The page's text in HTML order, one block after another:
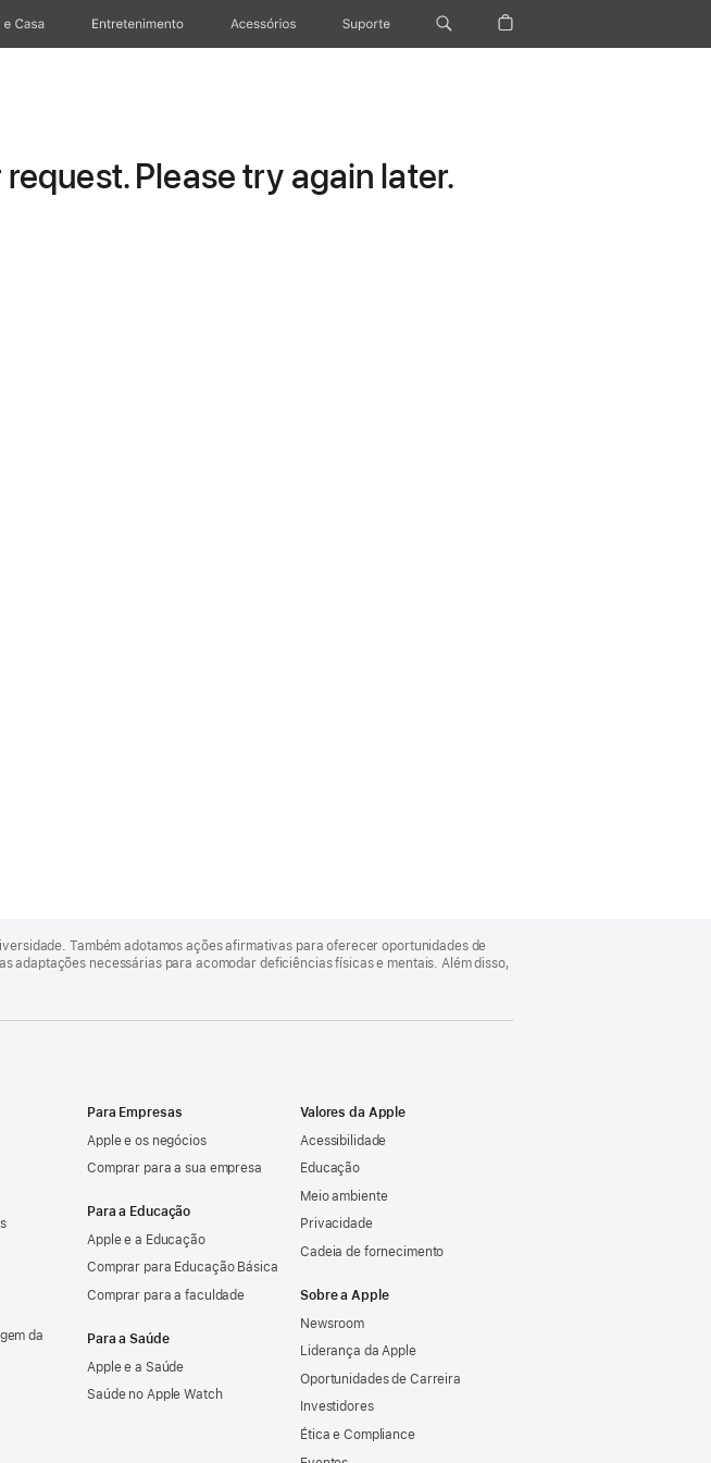
e Casa Entretenimento Acessórios Suporte
Please try again later.
Também adotamos ações afirmativas para oferecer oportunidades de
adaptações necessárias para acomodar deficiências físicas e mentais. Além disso,
da
Para Empresas
Apple e os negócios
Comprar para a sua empresa
Para a Educação
Apple e a Educação
Comprar para Educação Básica
Comprar para a faculdade
Para a Saúde
Apple e a Saúde
Saúde no Apple Watch
Valores da Apple
Acessibilidade
Educação
Meio ambiente
Privacidade
Cadeia de fornecimento
Sobre a Apple
Newsroom
Liderança da Apple
Oportunidades de Carreira
Investidores
Ética e Compliance